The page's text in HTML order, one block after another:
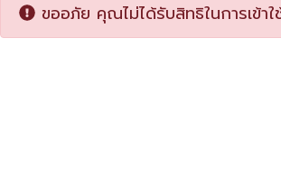
ขออภัย คุณไม่ได้รับสิทธิในการเข้า